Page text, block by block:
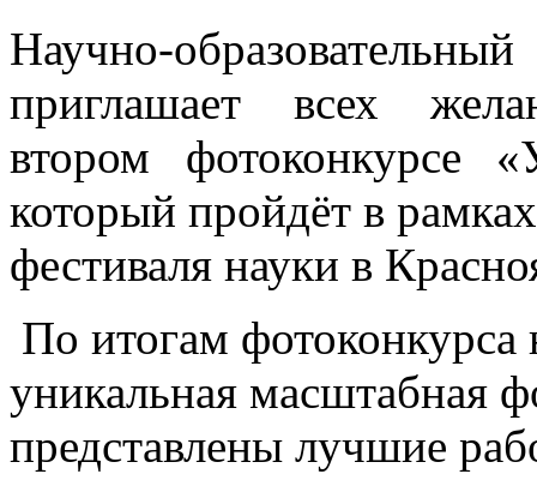
Научно-
приглашает всех
втором фотоконкурсе
который пройдёт в
фестиваля науки в
По итогам
уникальная масштабная
представлены лучшие